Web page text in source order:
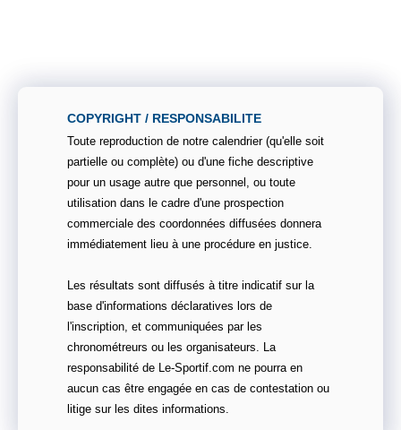
COPYRIGHT / RESPONSABILITE
Toute reproduction de notre calendrier (qu'elle soit
partielle ou complète) ou d'une fiche descriptive
pour un usage autre que personnel, ou toute
utilisation dans le cadre d'une prospection
commerciale des coordonnées diffusées donnera
immédiatement lieu à une procédure en justice.
Les résultats sont diffusés à titre indicatif sur la
base d'informations déclaratives lors de
l'inscription, et communiquées par les
chronométreurs ou les organisateurs. La
responsabilité de Le-Sportif.com ne pourra en
aucun cas être engagée en cas de contestation ou
litige sur les dites informations.